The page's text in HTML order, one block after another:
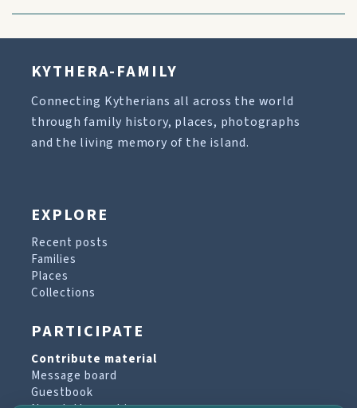
KYTHERA-FAMILY
Connecting Kytherians all across the world
through family history, places, photographs
and the living memory of the island.
EXPLORE
Recent posts
Families
Places
Collections
PARTICIPATE
Contribute material
Message board
Guestbook